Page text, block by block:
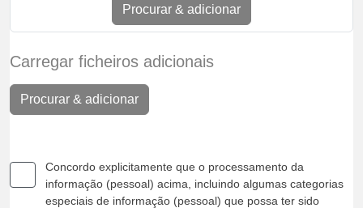
Procurar & adicionar
Carregar ficheiros adicionais
Procurar & adicionar
Concordo explicitamente que o processamento da
informação (pessoal) acima, incluindo algumas categorias
especiais de informação (pessoal) que possa ter sido